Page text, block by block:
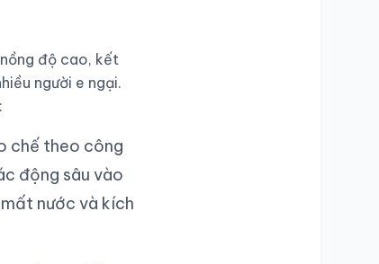
độ cao, kết
người e ngại.
chế theo công
động sâu vào
nước và kích